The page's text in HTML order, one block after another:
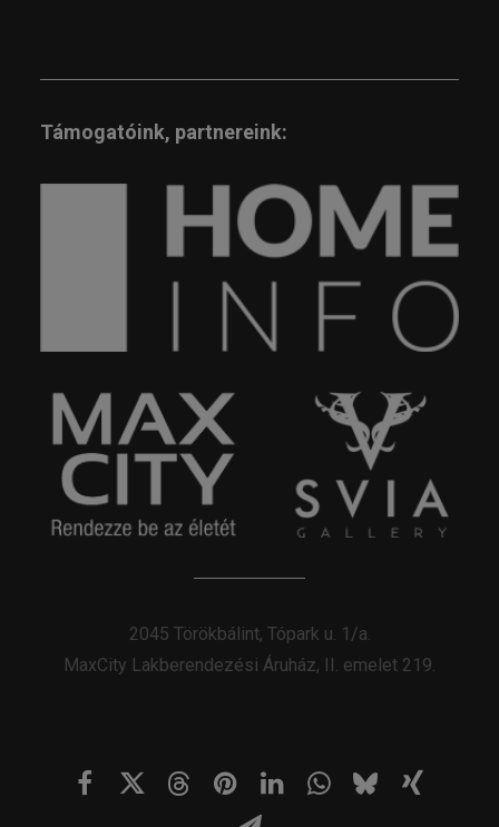
Támogatóink, partnereink:
2045 Törökbálint, Tópark u. 1/a.
MaxCity Lakberendezési Áruház, II. emelet 219.